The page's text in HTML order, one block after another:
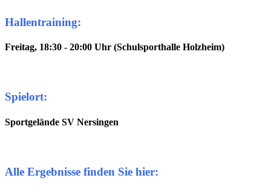
Hallentraining:
Freitag, 18:30 - 20:00 Uhr (Schulsporthalle Holzheim)
Spielort:
Sportgelände SV Nersingen
Alle Ergebnisse finden Sie hier: